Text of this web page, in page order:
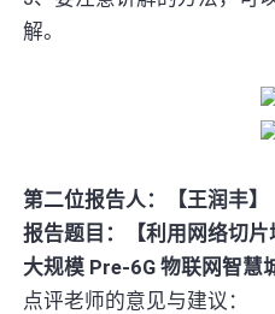
解。
第二位报告人：【王润丰】
报告题目：【利用网络切
大规模 Pre-6G 物联网智慧
点评老师的意见与建议：